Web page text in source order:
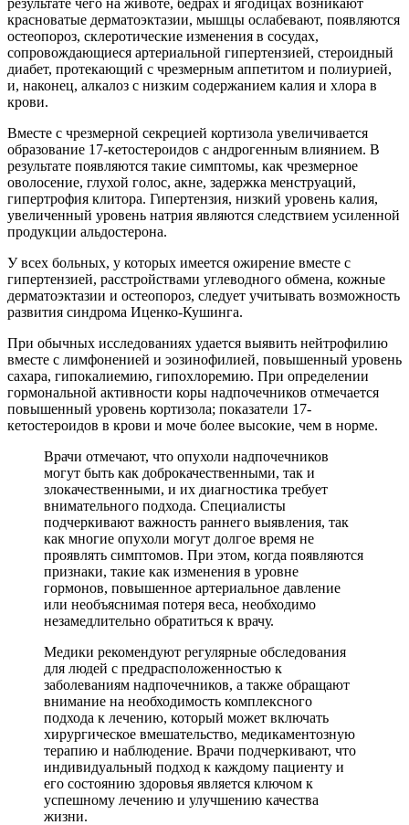
красноватые дерматоэктазии, мышцы ослабевают, появляются
остеопороз, склеротические изменения в сосудах,
сопровождающиеся артериальной гипертензией, стероидный
диабет, протекающий с чрезмерным аппетитом и полиурией,
и, наконец, алкалоз с низким содержанием калия и хлора в
крови.
Вместе с чрезмерной секрецией кортизола увеличивается
образование 17-кетостероидов с андрогенным влиянием. В
результате появляются такие симптомы, как чрезмерное
оволосение, глухой голос, акне, задержка менструаций,
гипертрофия клитора. Гипертензия, низкий уровень калия,
увеличенный уровень натрия являются следствием усиленной
продукции альдостерона.
У всех больных, у которых имеется ожирение вместе с
гипертензией, расстройствами углеводного обмена, кожные
дерматоэктазии и остеопороз, следует учитывать возможность
развития синдрома Иценко-Кушинга.
При обычных исследованиях удается выявить нейтрофилию
вместе с лимфоненией и эозинофилией, повышенный уровень
сахара, гипокалиемию, гипохлоремию. При определении
гормональной активности коры надпочечников отмечается
повышенный уровень кортизола; показатели 17-
кетостероидов в крови и моче более высокие, чем в норме.
Врачи отмечают, что опухоли надпочечников
могут быть как доброкачественными, так и
злокачественными, и их диагностика требует
внимательного подхода. Специалисты
подчеркивают важность раннего выявления, так
как многие опухоли могут долгое время не
проявлять симптомов. При этом, когда появляются
признаки, такие как изменения в уровне
гормонов, повышенное артериальное давление
или необъяснимая потеря веса, необходимо
незамедлительно обратиться к врачу.
Медики рекомендуют регулярные обследования
для людей с предрасположенностью к
заболеваниям надпочечников, а также обращают
внимание на необходимость комплексного
подхода к лечению, который может включать
хирургическое вмешательство, медикаментозную
терапию и наблюдение. Врачи подчеркивают, что
индивидуальный подход к каждому пациенту и
его состоянию здоровья является ключом к
успешному лечению и улучшению качества
жизни.